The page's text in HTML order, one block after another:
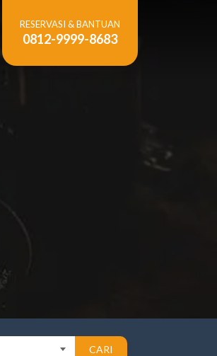
RESERVASI & BANTUAN
0812-9999-8683
CARI